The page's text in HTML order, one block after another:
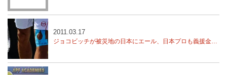
ジョコビッチが被災地の日本にエール、日本プロも義援金活動
2011.03.17